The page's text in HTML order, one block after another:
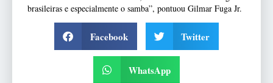
brasileiras e especialmente o samba”, pontuou Gilmar Fuga Jr.
Facebook Twitter
WhatsApp